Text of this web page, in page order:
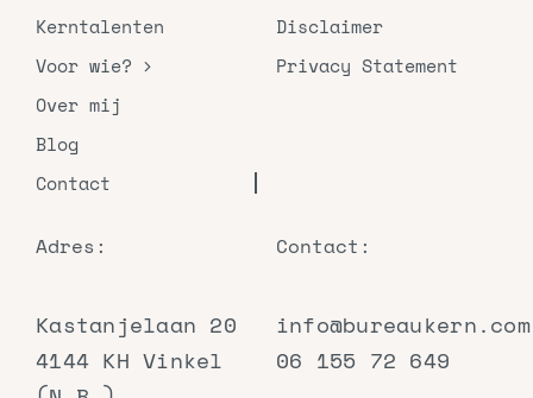
Kerntalenten
Voor wie?
Over mij
Blog
Contact
Disclaimer
Privacy Statement
Adres:
Kastanjelaan 20
4144 KH Vinkel
Contact:
info@bureaukern.com
06 155 72 649